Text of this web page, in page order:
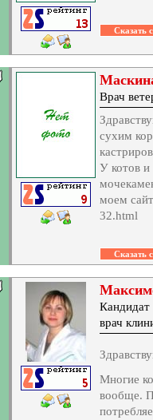
Врач
сухим
У котов и
моем
32.html
Кандидат
врач
Многие
вообще.